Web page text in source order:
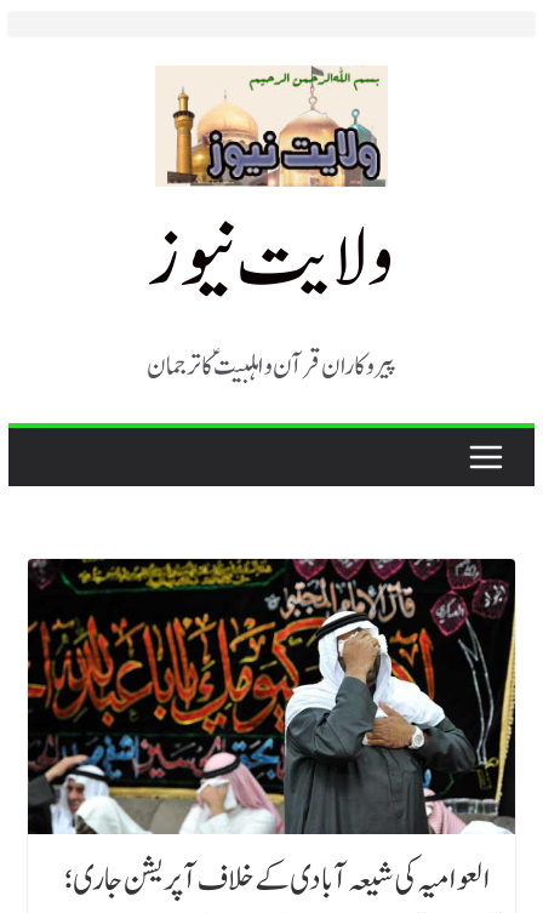
ولایت نیوز
پیروکاران قرآن و اہلبیت ؑ کا ترجمان
العوامیہ کی شیعہ آبادی کے خلاف آپریشن جاری ؛